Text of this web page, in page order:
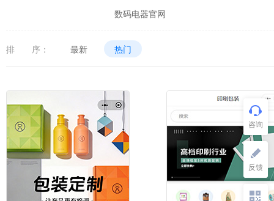
数码电器官网
排 序： 最新 热门